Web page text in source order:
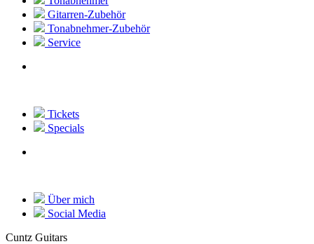
Gitarren-Zubehör
Tonabnehmer-Zubehör
Service
Tickets
Specials
Über mich
Social Media
Cuntz Guitars